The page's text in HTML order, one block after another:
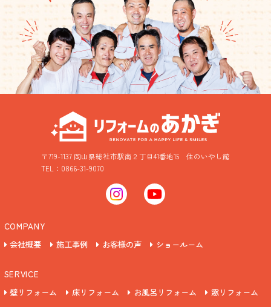
〒719-1137 岡山県総社市駅南２丁目41番地15 住のいやし館
TEL：0866-31-9070
COMPANY
会社概要
施工事例 お客様の声 ショールーム
SERVICE
壁リフォーム
床リフォーム お風呂リフォーム 窓リフォーム